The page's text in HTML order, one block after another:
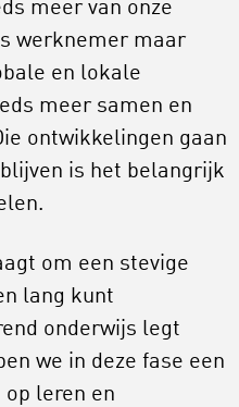
meer van onze
werknemer maar
en lokale
meer samen en
ontwikkelingen gaan
is het belangrijk
om een stevige
lang kunt
onderwijs legt
we in deze fase een
leren en